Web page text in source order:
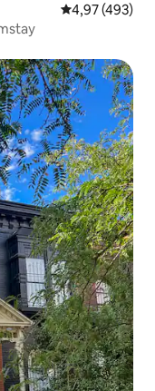
Gemiddelde
4,97 (493)